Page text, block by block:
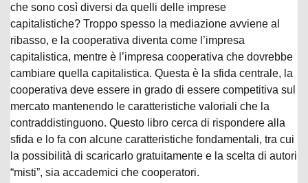
che sono così diversi da quelli delle imprese
capitalistiche? Troppo spesso la mediazione avviene al
ribasso, e la cooperativa diventa come l’impresa
capitalistica, mentre è l’impresa cooperativa che dovrebbe
cambiare quella capitalistica. Questa è la sfida centrale, la
cooperativa deve essere in grado di essere competitiva sul
mercato mantenendo le caratteristiche valoriali che la
contraddistinguono. Questo libro cerca di rispondere alla
sfida e lo fa con alcune caratteristiche fondamentali, tra cui
la possibilità di scaricarlo gratuitamente e la scelta di autori
“misti”, sia accademici che cooperatori.